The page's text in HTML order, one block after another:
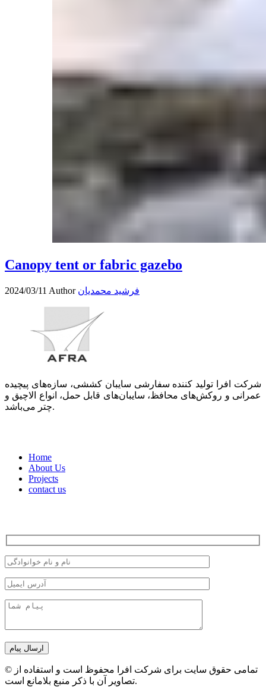
Canopy tent or fabric gazebo
2024/03/11 Author فرشید محمدیان
شرکت افرا تولید کننده سفارشی سایبان کششی، سازه­‌های پیچیده
عمرانی و روکش­‌های محافظ، سایبان­‌های قابل حمل، انواع الاچیق و
چتر می‌­باشد.
Home
About Us
Projects
contact us
ارسال پیام
© تمامی حقوق سایت برای شرکت افرا محفوظ است و استفاده از
تصاویر آن با ذکر منبع بلامانع است.